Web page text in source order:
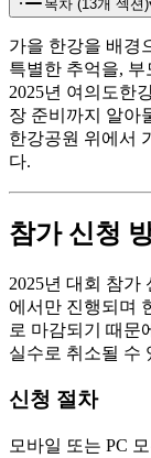
목차 (13개 섹션)
가을 한강을 배경
특별한 추억을,
2025년 여의도한
장 준비까지 알아
한강공원 위에서
다.
참가 신청
2025년 대회 참가
에서만 진행되며
로 마감되기 때문
실수로 취소될 수
신청 절차
모바일 또는 PC